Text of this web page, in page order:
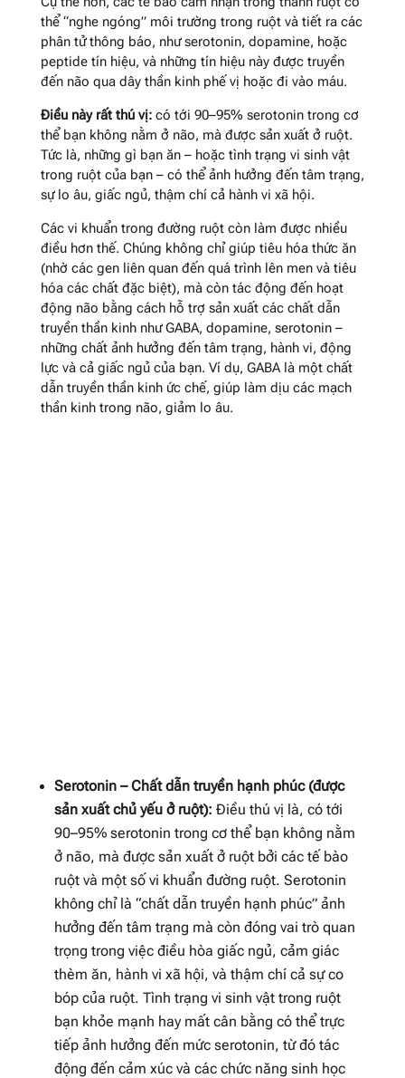
thể “nghe ngóng” môi trường trong ruột và tiết ra các
phân tử thông báo, như serotonin, dopamine, hoặc
peptide tín hiệu, và những tín hiệu này được truyền
đến não qua dây thần kinh phế vị hoặc đi vào máu.
Điều này rất thú vị:có tới 90–95% serotonin trong cơ
thể bạn không nằm ở não, mà được sản xuất ở ruột.
Tức là, những gì bạn ăn – hoặc tình trạng vi sinh vật
trong ruột của bạn – có thể ảnh hưởng đến tâm trạng,
sự lo âu, giấc ngủ, thậm chí cả hành vi xã hội.
Các vi khuẩn trong đường ruột còn làm được nhiều
điều hơn thế. Chúng không chỉ giúp tiêu hóa thức ăn
(nhờ các gen liên quan đến quá trình lên men và tiêu
hóa các chất đặc biệt), mà còn tác động đến hoạt
động não bằng cách hỗ trợ sản xuất các chất dẫn
truyền thần kinh như GABA, dopamine, serotonin –
những chất ảnh hưởng đến tâm trạng, hành vi, động
lực và cả giấc ngủ của bạn. Ví dụ, GABA là một chất
dẫn truyền thần kinh ức chế, giúp làm dịu các mạch
thần kinh trong não, giảm lo âu.
Serotonin – Chất dẫn truyền hạnh phúc (được
sản xuất chủ yếu ở ruột): Điều thú vị là, có tới
90–95% serotonin trong cơ thể bạn không nằm
ở não, mà được sản xuất ở ruột bởi các tế bào
ruột và một số vi khuẩn đường ruột. Serotonin
không chỉ là “chất dẫn truyền hạnh phúc” ảnh
hưởng đến tâm trạng mà còn đóng vai trò quan
trọng trong việc điều hòa giấc ngủ, cảm giác
thèm ăn, hành vi xã hội, và thậm chí cả sự co
bóp của ruột. Tình trạng vi sinh vật trong ruột
bạn khỏe mạnh hay mất cân bằng có thể trực
tiếp ảnh hưởng đến mức serotonin, từ đó tác
động đến cảm xúc và các chức năng sinh học